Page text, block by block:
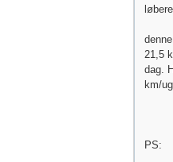
21,5
dag.
km/
PS: